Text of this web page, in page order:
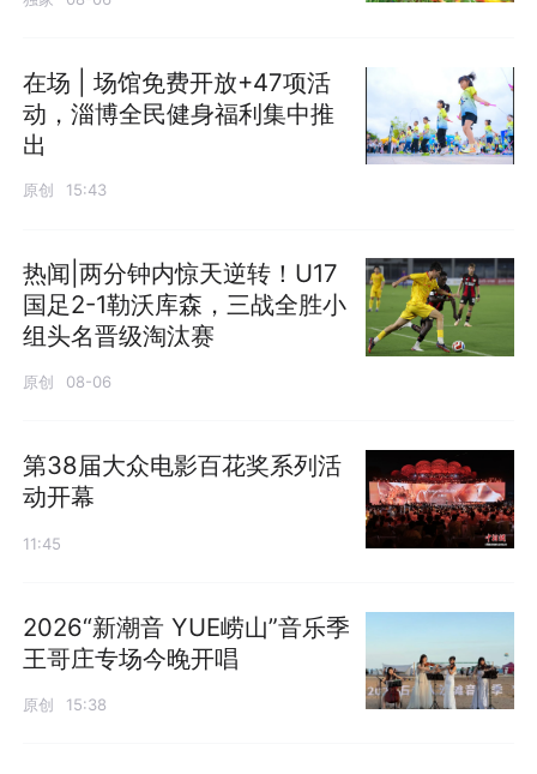
在场 | 场馆免费开放+47项活
动，淄博全民健身福利集中推
出
原创 15:43
热闻|两分钟内惊天逆转！U17
国足2-1勒沃库森，三战全胜小
组头名晋级淘汰赛
原创 08-06
第38届大众电影百花奖系列活
动开幕
11:45
2026“新潮音 YUE崂山”音乐季
王哥庄专场今晚开唱
原创 15:38